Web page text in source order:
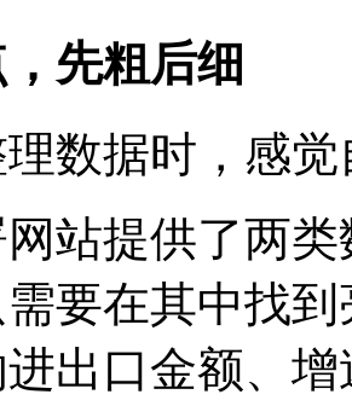
先粗后细
理数据时，感
站提供了两
要在其中找
出口金额、